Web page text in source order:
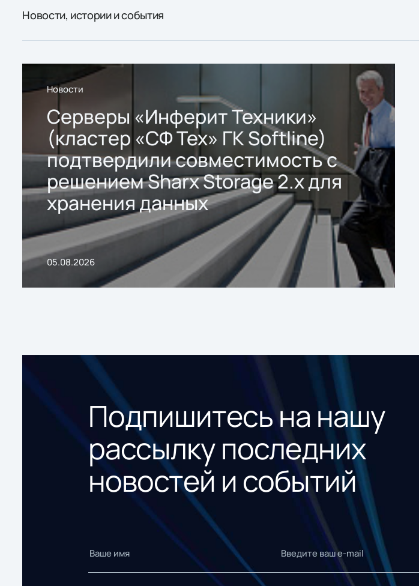
Новости, истории и события
Новости
Серверы «Инферит Техники»
(кластер «СФ Тех» ГК Softline)
подтвердили совместимость с
решением Sharx Storage 2.x для
хранения данных
05.08.2026
Подпишитесь на нашу
рассылку последних
новостей и событий